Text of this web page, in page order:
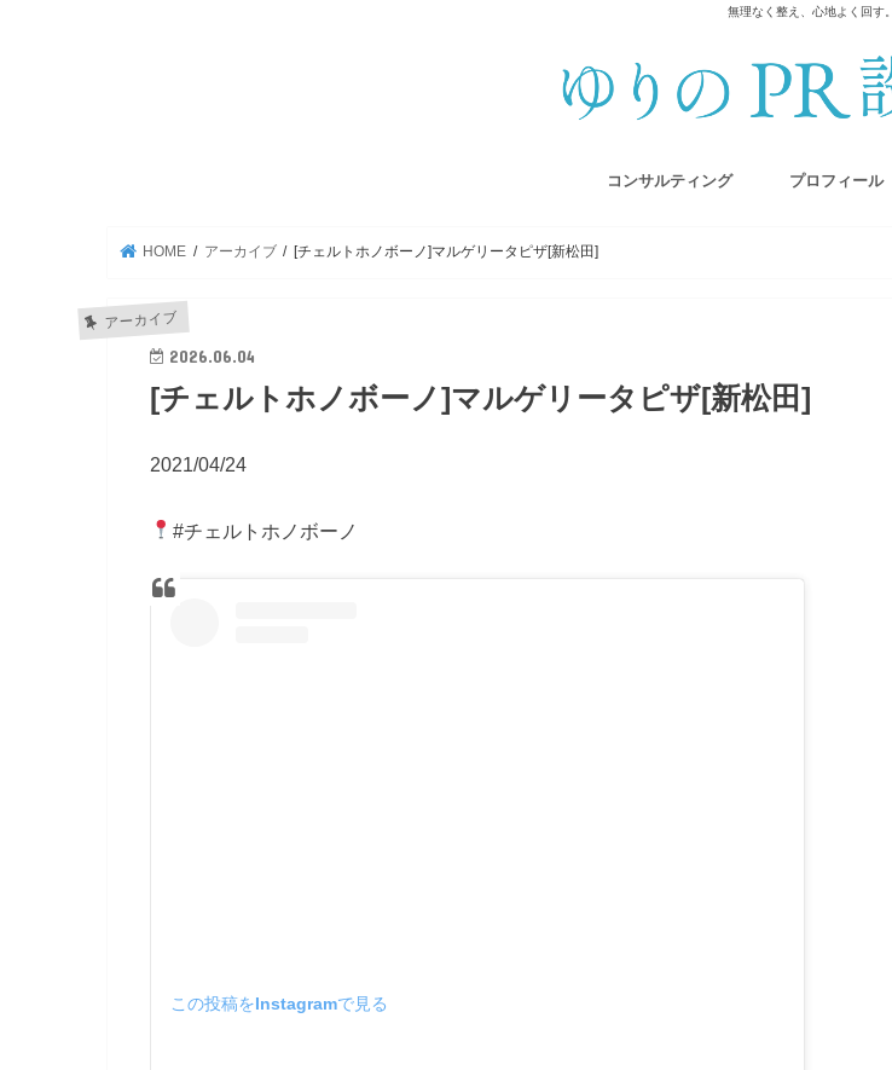
無理なく整え、心地よく回す。
コンサルティング プロフィール
HOME アーカイブ [チェルトホノボーノ]マルゲリータピザ[新松田]
アーカイブ
2026.06.04
[チェルトホノボーノ]マルゲリータピザ[新松田]
2021/04/24
#チェルトホノボーノ
この投稿をInstagramで見る